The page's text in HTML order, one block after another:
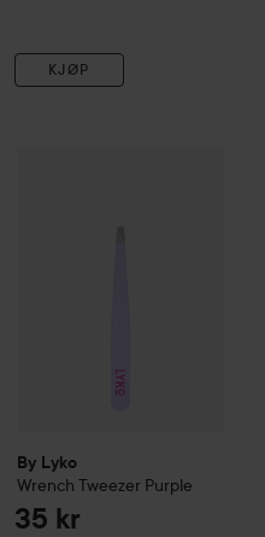
KJØP
By Lyko
Wrench Tweezer Purple
35 kr